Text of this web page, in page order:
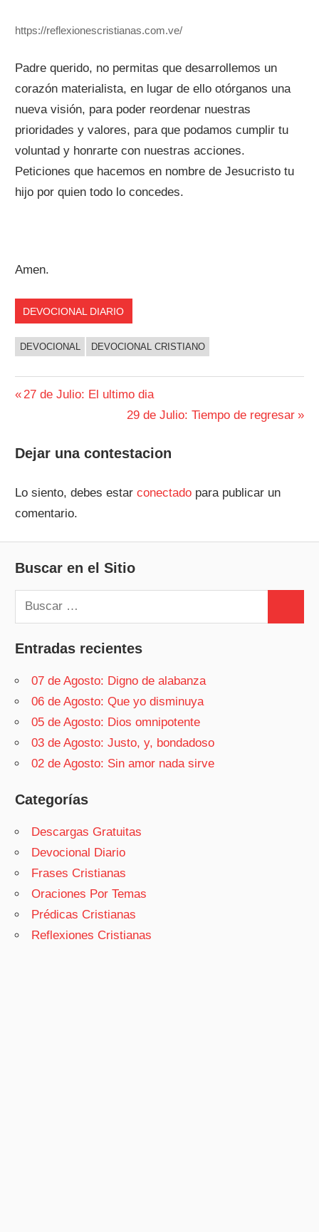
https://reflexionescristianas.com.ve/
Padre querido, no permitas que desarrollemos un
corazón materialista, en lugar de ello otórganos una
nueva visión, para poder reordenar nuestras
prioridades y valores, para que podamos cumplir tu
voluntad y honrarte con nuestras acciones.
Peticiones que hacemos en nombre de Jesucristo tu
hijo por quien todo lo concedes.
Amen.
DEVOCIONAL DIARIO
DEVOCIONAL DEVOCIONAL CRISTIANO
Navegación
entradas
Entrada
27 de Julio: El ultimo dia
Siguiente
29 de Julio: Tiempo de regresar
Dejar una contestacion
Lo siento, debes estarconectado para publicar un
comentario.
Buscar en el Sitio
Buscar:
Entradas recientes
07 de Agosto: Digno de alabanza
06 de Agosto: Que yo disminuya
05 de Agosto: Dios omnipotente
03 de Agosto: Justo, y, bondadoso
02 de Agosto: Sin amor nada sirve
Categorías
Descargas Gratuitas
Devocional Diario
Frases Cristianas
Oraciones Por Temas
Prédicas Cristianas
Reflexiones Cristianas